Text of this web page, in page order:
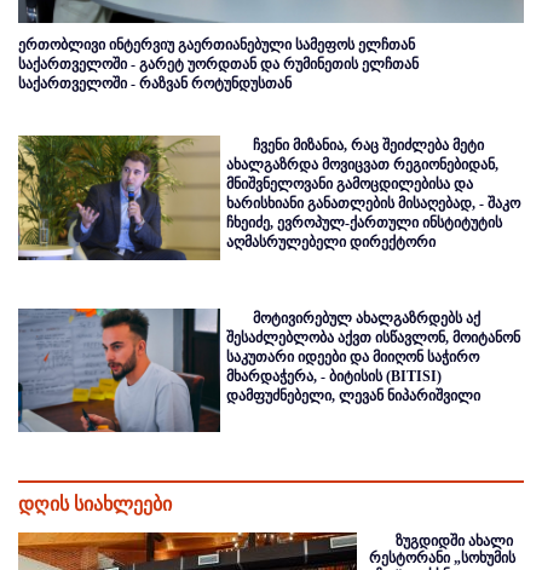
ერთობლივი ინტერვიუ გაერთიანებული სამეფოს ელჩთან
საქართველოში - გარეტ უორდთან და რუმინეთის ელჩთან
საქართველოში - რაზვან როტუნდუსთან
ჩვენი მიზანია, რაც შეიძლება მეტი
ახალგაზრდა მოვიცვათ რეგიონებიდან,
მნიშვნელოვანი გამოცდილებისა და
ხარისხიანი განათლების მისაღებად, - შაკო
ჩხეიძე, ევროპულ-ქართული ინსტიტუტის
აღმასრულებელი დირექტორი
მოტივირებულ ახალგაზრდებს აქ
შესაძლებლობა აქვთ ისწავლონ, მოიტანონ
საკუთარი იდეები და მიიღონ საჭირო
მხარდაჭერა, - ბიტისის (BITISI)
დამფუძნებელი, ლევან ნიპარიშვილი
დღის სიახლეები
ზუგდიდში ახალი
რესტორანი „სოხუმის